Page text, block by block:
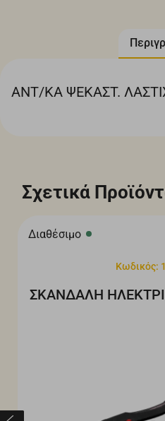
ΑΝΤ/ΚΑ ΨΕΚΑΣΤ.
Σχετικά
Διαθέσιμο
Κωδικός:
ΣΚΑΝΔΑΛΗ